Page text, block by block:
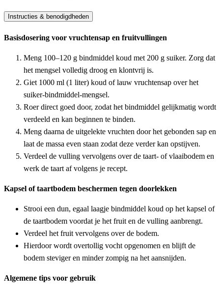
Instructies & benodigdheden
Basisdosering voor vruchtensap en fruitvullingen
Meng 100–120 g bindmiddel koud met 200 g suiker. Zorg dat
het mengsel volledig droog en klontvrij is.
Giet 1000 ml (1 liter) koud of lauw vruchtensap over het
suiker-bindmiddel-mengsel.
Roer direct goed door, zodat het bindmiddel gelijkmatig wordt
verdeeld en kan beginnen te binden.
Meng daarna de uitgelekte vruchten door het gebonden sap en
laat de massa even staan zodat deze verder kan opstijven.
Verdeel de vulling vervolgens over de taart- of vlaaibodem en
werk de taart af volgens je recept.
Kapsel of taartbodem beschermen tegen doorlekken
Strooi een dun, egaal laagje bindmiddel koud op het kapsel of
de taartbodem voordat je het fruit en de vulling aanbrengt.
Verdeel het fruit vervolgens over de bodem.
Hierdoor wordt overtollig vocht opgenomen en blijft de
bodem steviger en minder zompig na het aansnijden.
Algemene tips voor gebruik